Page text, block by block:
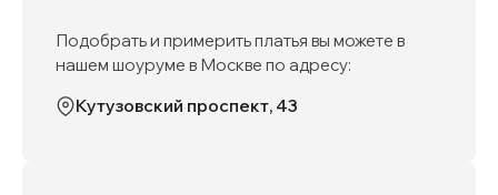
Подобрать и примерить платья вы можете в
нашем шоуруме в Москве по адресу:
Кутузовский проспект, 43